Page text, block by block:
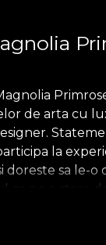
de arta cu
la
doreste sa le-
pe o stare
unice,